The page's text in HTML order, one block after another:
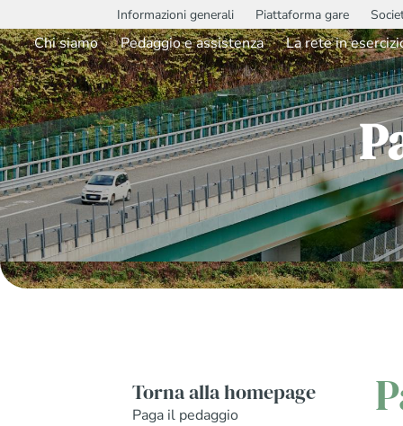
Informazioni generali Piattaforma gare
Chi siamo Pedaggio e assistenza La rete in
Torna alla homepage
Paga il pedaggio